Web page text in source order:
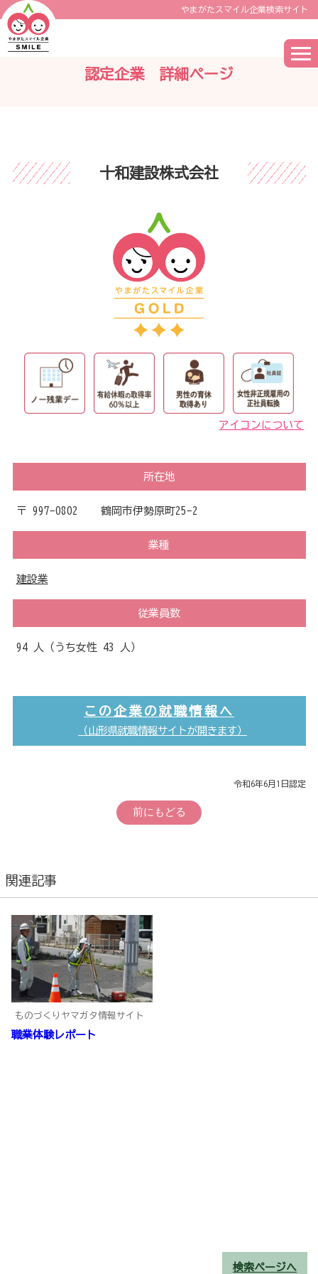
やまがたスマイル企業検索サイト
認定企業 詳細ページ
検索ページへ
十和建設株式会社
アイコンについて
所在地
〒 997-0802 鶴岡市伊勢原町25-2
業種
建設業
従業員数
94 人（うち女性 43 人）
この企業の就職情報へ
（山形県就職情報サイトが開きます）
令和6年6月1日認定
前にもどる
関連記事
ものづくりヤマガタ情報サイト
職業体験レポート